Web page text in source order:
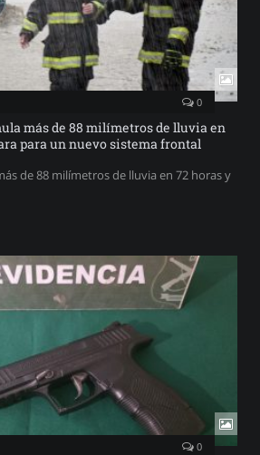
0
más de 88 milímetros de lluvia en
para un nuevo sistema frontal
de 88 milímetros de lluvia en 72 horas y
0